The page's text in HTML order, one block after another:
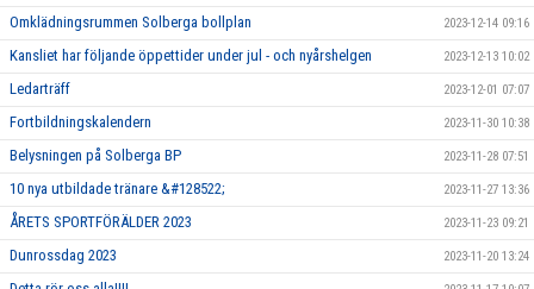
Omklädningsrummen Solberga bollplan 2023-12-14 09:16
Kansliet har följande öppettider under jul - och nyårshelgen 2023-12-13 10:02
Ledarträff 2023-12-01 07:07
Fortbildningskalendern 2023-11-30 10:38
Belysningen på Solberga BP 2023-11-28 07:51
10 nya utbildade tränare &#128522; 2023-11-27 13:36
ÅRETS SPORTFÖRÄLDER 2023 2023-11-23 09:21
Dunrossdag 2023 2023-11-20 13:24